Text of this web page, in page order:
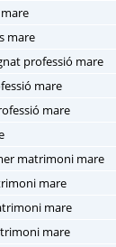
mare
professió mare
mare
mare
matrimoni mare
mare
mare
mare